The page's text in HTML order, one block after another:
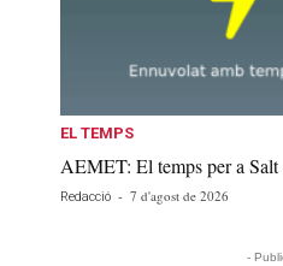
EL TEMPS
AEMET: El temps per a
Redacció - 7 d'agost de 2026
-